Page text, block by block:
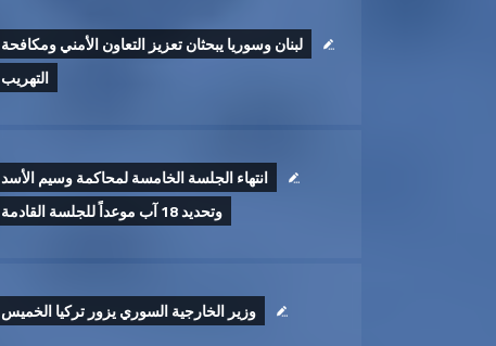
لبنان وسوريا يبحثان تعزيز التعاون الأمني ومكافحة
التهريب
انتهاء الجلسة الخامسة لمحاكمة وسيم الأسد
وتحديد 18 آب موعداً للجلسة القادمة
وزير الخارجية السوري يزور تركيا الخميس